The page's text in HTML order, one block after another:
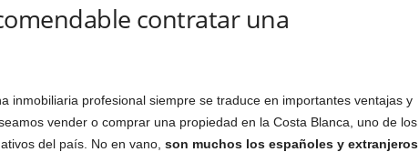
contratar una
inmobiliaria profesional siempre se traduce en importantes ventajas y
vender o comprar una propiedad en la Costa Blanca, uno de los
del país. No en vano, son muchos los españoles y extranjeros